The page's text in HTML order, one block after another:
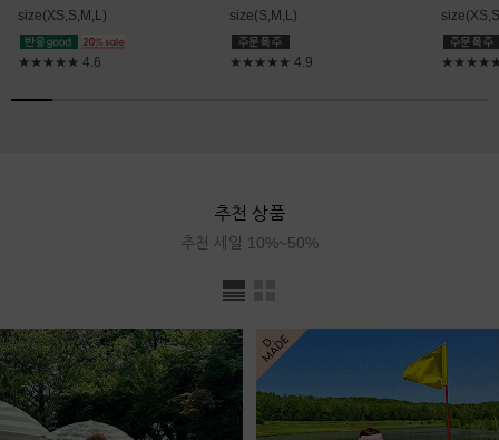
size(XS,S,M,L)
★★★★★ 4.6
size(S,M,L)
★★★★★ 4.9
추천 상품
추천 세일 10%~50%